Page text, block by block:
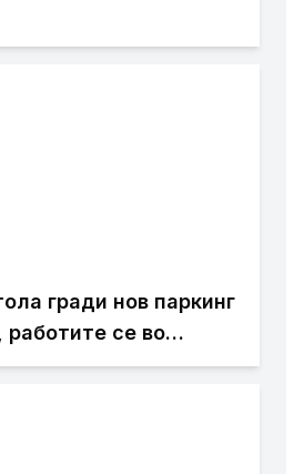
гради нов паркинг
работите се во